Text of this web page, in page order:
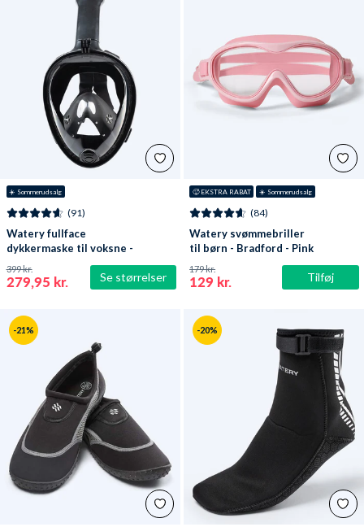
☀️ Sommerudsalg
Se størrelser
(91)
Watery fullface
dykkermaske til voksne -
Oxygen - Sort
279,95 kr.
399 kr.
🥵 EKSTRA RABAT ☀️ Sommerudsalg
Tilføj
(84)
Watery svømmebriller
til børn - Bradford - Pink
129 kr.
179 kr.
-21% -20%